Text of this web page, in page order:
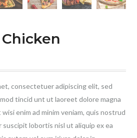
consectetuer adipiscing elit, sed
tincid unt ut laoreet dolore magna
enim ad minim veniam, quis nostrud
lobortis nisl ut aliquip ex ea